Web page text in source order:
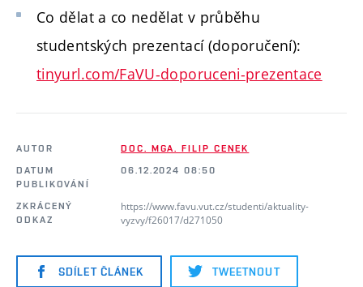
Co dělat a co nedělat v průběhu
studentských prezentací (doporučení):
tinyurl.com/FaVU-doporuceni-prezentace
AUTOR
DOC. MGA. FILIP CENEK
DATUM
PUBLIKOVÁNÍ
06.12.2024 08:50
ZKRÁCENÝ
ODKAZ
https://www.favu.vut.cz/studenti/aktuality-
vyzvy/f26017/d271050
SDÍLET ČLÁNEK TWEETNOUT